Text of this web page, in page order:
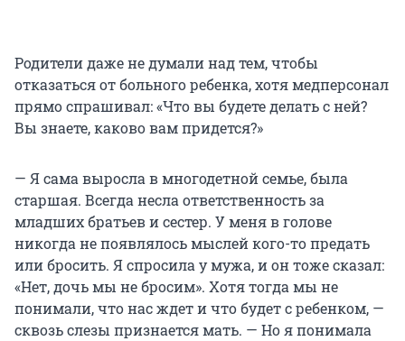
Родители даже не думали над тем, чтобы
отказаться от больного ребенка, хотя медперсонал
прямо спрашивал: «Что вы будете делать с ней?
Вы знаете, каково вам придется?»
— Я сама выросла в многодетной семье, была
старшая. Всегда несла ответственность за
младших братьев и сестер. У меня в голове
никогда не появлялось мыслей кого-то предать
или бросить. Я спросила у мужа, и он тоже сказал:
«Нет, дочь мы не бросим». Хотя тогда мы не
понимали, что нас ждет и что будет с ребенком, —
сквозь слезы признается мать. — Но я понимала